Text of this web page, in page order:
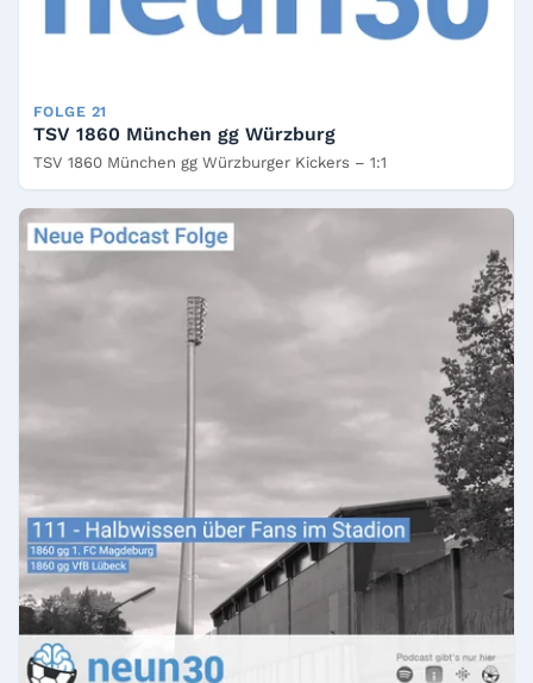
FOLGE 21
TSV 1860 München gg Würzburg
TSV 1860 München gg Würzburger Kickers – 1:1